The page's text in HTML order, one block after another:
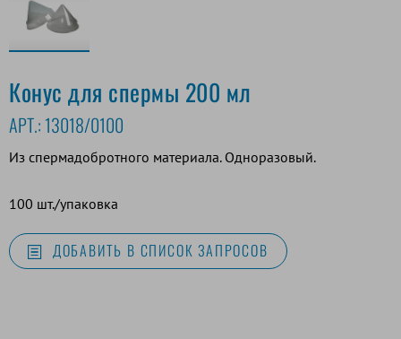
Конус для спермы 200 мл
АРТ.: 13018/0100
Из спермадобротного материала. Одноразовый.
100 шт./упаковка
ДОБАВИТЬ В СПИСОК ЗАПРОСОВ